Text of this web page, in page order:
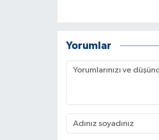
Yorumlar